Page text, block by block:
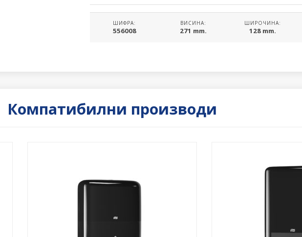
ШИФРА:
556008
ВИСИНА:
271 mm.
ШИРОЧИНА:
128 mm.
Компатибилни производи